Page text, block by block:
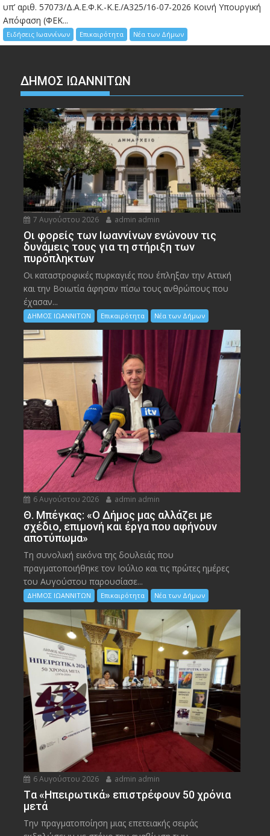
υπ’ αριθ. 57073/Δ.Α.Ε.Φ.Κ.-Κ.Ε./Α325/16-07-2026 Κοινή Υπουργική
Απόφαση (ΦΕΚ...
Ειδήσεις Ιωαννίνων Επικαιρότητα Νέα των Δήμων
ΔΗΜΟΣ ΙΩΑΝΝΙΤΩΝ
7 Αυγούστου 2026 admin admin
Οι φορείς των Ιωαννίνων ενώνουν τις
δυνάμεις τους για τη στήριξη των
πυρόπληκτων
Οι καταστροφικές πυρκαγιές που έπληξαν την Αττική
και την Bοιωτία άφησαν πίσω τους ανθρώπους που
έχασαν...
ΔΗΜΟΣ ΙΩΑΝΝΙΤΩΝ Επικαιρότητα Νέα των Δήμων
6 Αυγούστου 2026 admin admin
Θ. Μπέγκας: «Ο Δήμος μας αλλάζει με
σχέδιο, επιμονή και έργα που αφήνουν
αποτύπωμα»
Τη συνολική εικόνα της δουλειάς που
πραγματοποιήθηκε τον Ιούλιο και τις πρώτες ημέρες
του Αυγούστου παρουσίασε...
ΔΗΜΟΣ ΙΩΑΝΝΙΤΩΝ Επικαιρότητα Νέα των Δήμων
6 Αυγούστου 2026 admin admin
Tα «Ηπειρωτικά» επιστρέφουν 50 χρόνια
μετά
Την πραγματοποίηση μιας επετειακής σειράς